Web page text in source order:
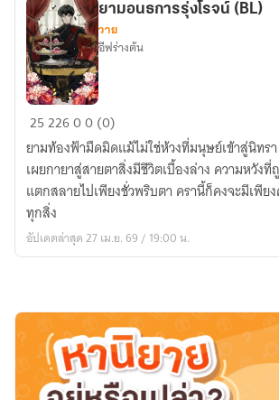
ยาม
อนธการ
รุ่งโรจน์
(BL)
ยามอนธการรุ่งโรจน์ (BL)
วาย
อีฟร่างต้น
2522600 (0)
ยามท้องฟ้ามืดมิดแม้ไม่ใช่ห้วงที่มนุษย์เข้าสู่นิทร
เผยกายาสู่สายตาสิ่งมีชีวิตเบื้องล่าง ความหวัง
แตกสลายไปเพียงชั่วพริบตา ครานี้ก็คงจะมีเพียง
ทุกสิ่ง
อัปเดตล่าสุด 27 เม.ย. 69 / 19:00 น.